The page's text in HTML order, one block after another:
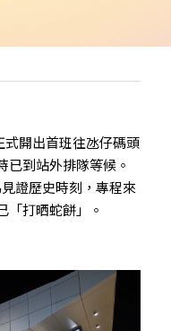
開出首班往氹仔碼頭
已到站外排隊等候。
證歷史時刻，專程來
「打晒蛇餅」。